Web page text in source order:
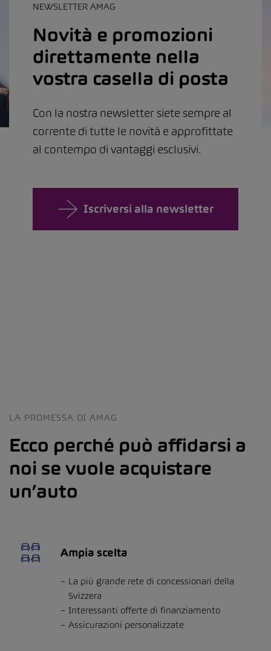
NEWSLETTER AMAG
Novità e promozioni
direttamente nella
vostra casella di posta
Con la nostra newsletter siete sempre al
corrente di tutte le novità e approfittate
al contempo di vantaggi esclusivi.
Iscriversi alla newsletter
LA PROMESSA DI AMAG
Ecco perché può affidarsi a
noi se vuole acquistare
un’auto
Ampia scelta
La più grande rete di concessionari della
Svizzera
Interessanti offerte di finanziamento
Assicurazioni personalizzate